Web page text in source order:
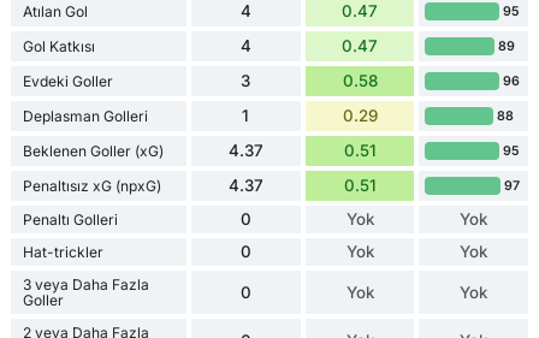
Atılan Gol 4 0.47 95
Gol Katkısı 4 0.47 89
Evdeki Goller 3 0.58 96
Deplasman Golleri 1 0.29 88
Beklenen Goller (xG) 4.37 0.51 95
Penaltısız xG (npxG) 4.37 0.51 97
Penaltı Golleri 0 Yok Yok
Hat-trickler 0 Yok Yok
3 veya Daha Fazla
Goller
0 Yok Yok
2 veya Daha Fazla